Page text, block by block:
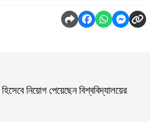
নিয়োগ পেয়েছেন বিশ্ববিদ্যালয়ের